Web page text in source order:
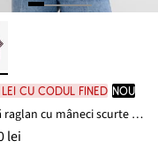
lei cu codul FINED nou
Bluză raglan cu mâneci scurte din bumbac 100% (set/2 buc.)
lei